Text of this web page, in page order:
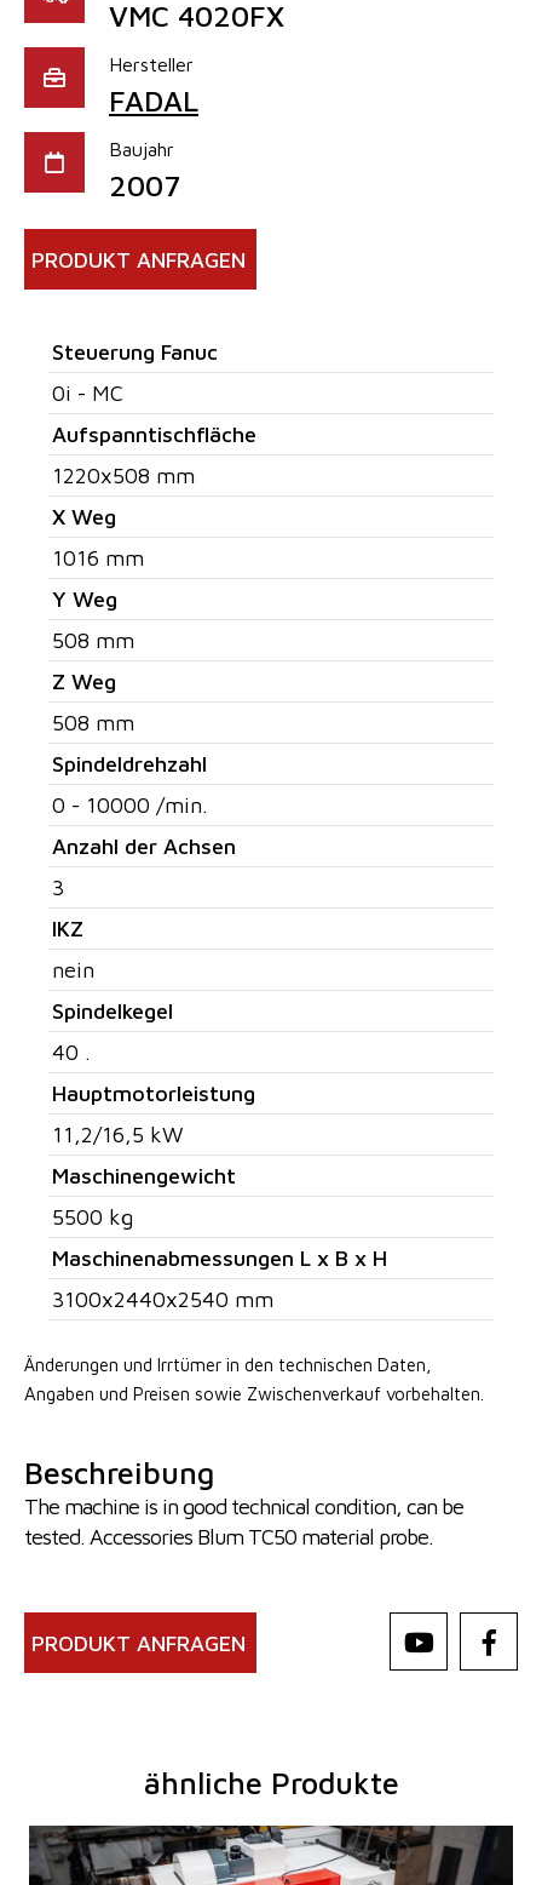
VMC 4020FX
Hersteller
FADAL
Baujahr
2007
PRODUKT ANFRAGEN
Steuerung Fanuc
0i - MC
Aufspanntischfläche
1220x508 mm
X Weg
1016 mm
Y Weg
508 mm
Z Weg
508 mm
Spindeldrehzahl
0 - 10000 /min.
Anzahl der Achsen
3
IKZ
nein
Spindelkegel
40 .
Hauptmotorleistung
11,2/16,5 kW
Maschinengewicht
5500 kg
Maschinenabmessungen L x B x H
3100x2440x2540 mm
Änderungen und Irrtümer in den technischen Daten,
Angaben und Preisen sowie Zwischenverkauf vorbehalten.
Beschreibung
The machine is in good technical condition, can be
tested. Accessories Blum TC50 material probe.
PRODUKT ANFRAGEN
ähnliche Produkte
Baujahr:
2025
Kontrollsystem